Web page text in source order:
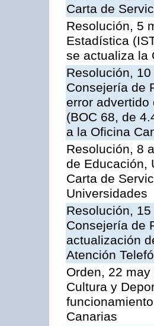
Carta de
Resolución, 5
Estadística
se actualiza la
Resolución,
Consejería de
error
(BOC 68, de
a la Oficina
Resolución, 8
de Educación,
Carta de
Universidades
Resolución,
Consejería de
actualización
Atención
Orden, 22
Cultura y
Canarias